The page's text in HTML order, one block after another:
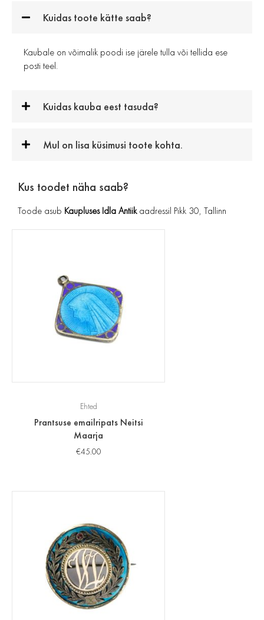
Kuidas toote kätte saab?
Kaubale on võimalik poodi ise järele tulla või tellida ese
posti teel.
Kuidas kauba eest tasuda?
Mul on lisa küsimusi toote kohta.
Kus toodet näha saab?
Toode asub Kaupluses Idla Antiikaadressil Pikk 30, Tallinn
Ehted
Prantsuse emailripats Neitsi
Maarja
€45.00